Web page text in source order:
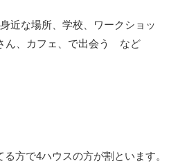
近な場所、学校、ワークショッ
ん、カフェ、で出会う など
方で4ハウスの方が割といます。